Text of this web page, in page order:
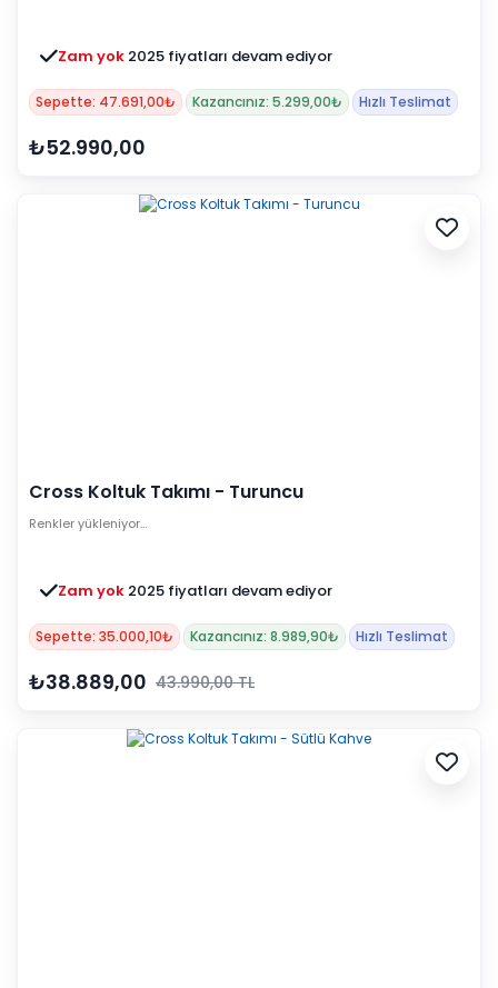
Zam yok 2025 fiyatları devam ediyor
Sepette: 47.691,00₺ Kazancınız: 5.299,00₺ Hızlı Teslimat
₺52.990,00
Cross Koltuk Takımı - Turuncu
Renkler yükleniyor…
Zam yok 2025 fiyatları devam ediyor
Sepette: 35.000,10₺ Kazancınız: 8.989,90₺ Hızlı Teslimat
₺38.889,00 43.990,00 TL